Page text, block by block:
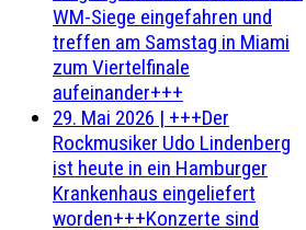
WM-Siege eingefahren und
treffen am Samstag in Miami
zum Viertelfinale
aufeinander+++
29. Mai 2026 | +++Der
Rockmusiker Udo Lindenberg
ist heute in ein Hamburger
Krankenhaus eingeliefert
worden+++Konzerte sind